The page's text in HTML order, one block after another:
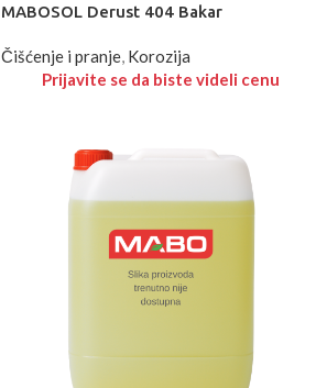
MABOSOL Derust 404 Bakar
Čišćenje i pranje, Korozija
Prijavite se da biste videli cenu